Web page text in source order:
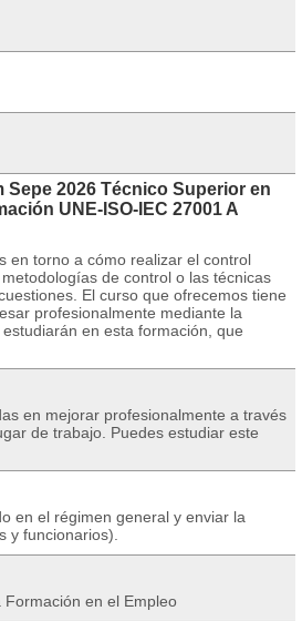
2026 Técnico Superior en
UNE-ISO-IEC 27001 A
en torno a cómo realizar el control
de control o las técnicas
El curso que ofrecemos tiene
profesionalmente mediante la
en esta formación, que
en mejorar profesionalmente a través
de trabajo. Puedes estudiar este
en el régimen general y enviar la
y funcionarios).
en el Empleo